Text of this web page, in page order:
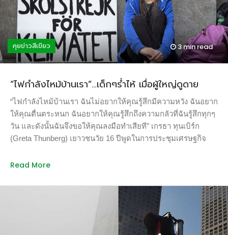
ปริมาณการสั่งนมทั้งหมด 5 แสนลิตรต่อวัน ซึ่งบริษัทส่งนมบอกว่า
เหมือนเป็นเรื่องเหนือธรรมชาติเลยทีเดียว นอกเหนือจากเหตุผล
เรื่องสิ่งแวดล้อม คนกลุ่มนี้หันกลับมาสั่งนมจากขวดแก้วแม้ต้อง
จ่ายแพงกว่าเพราะการโหยหาอดีต พวกเขาเติบโตมาในยุคที่เด็ก
ส่งนมยังมีบทบาทสำคัญก่อนที่นมบรรจุในขวดพลาสติที่วางขาย
ขวดแก้วยังเป็นกิจกรรมเก๋ไก๋ที่คนเจนวายมาสามารถโฟสต์บอก
เพื่อน ๆ ในโซเชียลมีเดียได้อีกด้วย ซึ่งไม่ว่าจะด้วยเหตุผลใดก็
ล้วนดีต่อสิ่งแวดล้อมทั้งสิ้น ภาพ
จาก: https://www.countrylife.co.uk/food-drink อีกเหตุการณ์หนึ่ง
ที่ที่เพิ่งเกิดขึ้นในบ้านเราคือกรณีที่ประชุมคณะกรรมการวัตถุ
อันตรายเมื่อวันที่ 22 ตุลาคม 2562 มีมติยกเลิกการใช้สารเคมี
และยกระดับจากวัตถุอันตรายชนิดที่ 3 เป็นวัตถุอันตรายชนิดที่ 4
หรือลักษณะการใช้ กฎหมายจึงห้ามไม่ให้ผู้ใดผลิต นำเข้า ส่งออก
หรือมีไว้ครอบครอง มีผลบังคับใช้วันที่ 1 ธันวาคมนี้ ถือเป็นเรื่อง
เกินความคาดหมายและเป็นการสร้างประวัติศาสตร์หน้าใหม่ด้าน
การเกษตรที่สวยงาม แม้ว่าจะต้องไปต่อสู่กันต่อในเชิงกฎหมาย
คุยข่าวสีเขียว 3 minread
“ไฟกำลังไหม้บ้านเรา”…เด็กๆร่ำไห้ เมื่อผู้ใหญ่ดูดาย
“ไฟกำลังไหม้บ้านเรา ฉันไม่อยากให้คุณรู้สึกมีความหวัง ฉันอยาก
ให้คุณตื่นตระหนก ฉันอยากให้คุณรู้สึกถึงความกลัวที่ฉันรู้สึกทุกๆ
วัน และดังนั้นฉันจึงขอให้คุณลงมือทำเสียที” เกรธา ทุนเบิร์ก
(Greta Thunberg) เยาวชนวัย 16 ปีพูดในการประชุมเศรษฐกิจ
ของชาวโลกมาตั้งแต่ปลายปีที่แล้ว เมื่อเธอตัดสินใจหยุดโรงเรียน
กันหลายสัปดาห์เพื่อเรียกร้องให้พวกผู้ใหญ่หันมาแก้ปัญหาแทน
การพูดคำสวยๆ และโยนความรับผิดชอบไปอยู่ในมือเด็กๆ อย่าง
พวกเธอ ภายใต้คำพูดดูดีว่า “เมื่อเด็กๆ โตขึ้น พวกเขาจะช่วยกู้
โลก” ซึ่งเธอบอกว่า กว่าเด็กๆ อย่างพวกเธอจะเติบโตมาเป็นนัก
Read More